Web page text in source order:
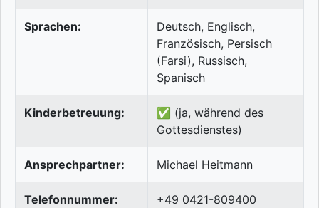
Sprachen:
Deutsch, Englisch,
Französisch, Persisch
(Farsi), Russisch,
Spanisch
Kinderbetreuung:
✅ (ja, während des
Gottesdienstes)
Ansprechpartner: Michael Heitmann
Telefonnummer: +49 0421-809400